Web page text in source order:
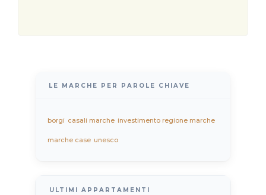
LE MARCHE PER PAROLE CHIAVE
borgi casali marche investimento regione marche
marche case unesco
ULTIMI APPARTAMENTI